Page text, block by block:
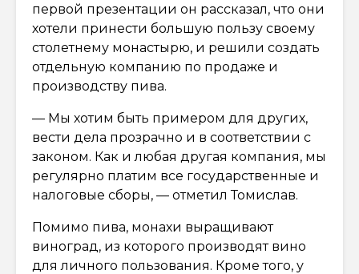
первой презентации он рассказал, что они
хотели принести большую пользу своему
столетнему монастырю, и решили создать
отдельную компанию по продаже и
производству пива.
— Мы хотим быть примером для других,
вести дела прозрачно и в соответствии с
законом. Как и любая другая компания, мы
регулярно платим все государственные и
налоговые сборы, — отметил Томислав.
Помимо пива, монахи выращивают
виноград, из которого производят вино
для личного пользования. Кроме того, у